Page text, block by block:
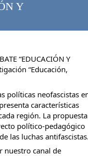
Y
“EDUCACIÓN Y
“Educación,
políticas neofascistas
características
región. La propuesta
político-pedagógico
las luchas antifascistas.
nuestro canal de